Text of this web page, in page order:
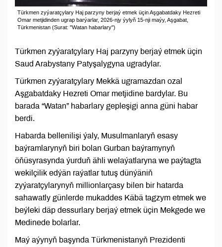
Türkmen zyýaratçylary Haj parzyny berjaý etmek üçin Aşgabatdaky Hezreti
Omar metjidinden ugrap barýarlar, 2026-njy ýylyň 15-nji maýy, Aşgabat,
Türkmenistan (Surat: "Watan habarlary")
Türkmen zyýaratçylary Haj parzyny berjaý etmek üçin
Saud Arabystany Patyşalygyna ugradylar.
Türkmen zyýaratçylary Mekkä ugramazdan ozal
Aşgabatdaky Hezreti Omar metjidine bardylar. Bu
barada “Watan” habarlary gepleşigi anna güni habar
berdi.
Habarda bellenilişi ýaly, Musulmanlaryň esasy
baýramlarynyň biri bolan Gurban baýramynyň
öňüsyrasynda ýurduň ähli welaýatlaryna we paýtagta
wekilçilik edýän raýatlar tutuş dünýäniň
zyýaratçylarynyň millionlarçasy bilen bir hatarda
sahawatly günlerde mukaddes Käbä tagzym etmek we
beýleki däp dessurlary berjaý etmek üçin Mekgede we
Medinede bolarlar.
Maý aýynyň başynda Türkmenistanyň Prezidenti